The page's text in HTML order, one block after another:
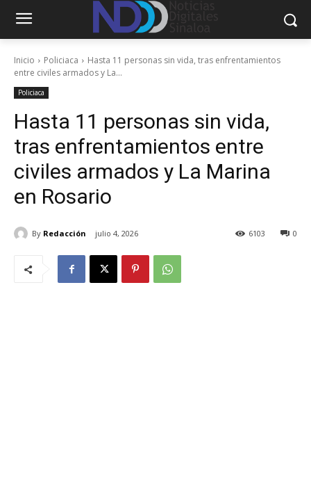
Inicio Policiaca
Hasta 11 personas sin vida, tras enfrentamientos
entre civiles armados y La...
Policiaca
Hasta 11 personas sin vida,
tras enfrentamientos entre
civiles armados y La Marina
en Rosario
By Redacción julio 4, 2026 0
6103